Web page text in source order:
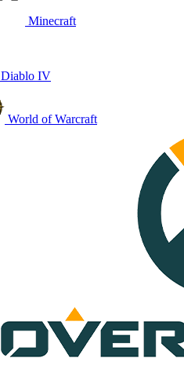
Minecraft
Diablo IV
World of Warcraft